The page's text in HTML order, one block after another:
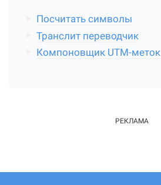
Посчитать символы
Транслит переводчик
Компоновщик UTM-меток